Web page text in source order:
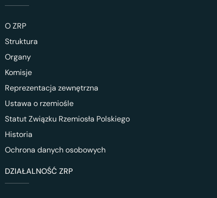
O ZRP
Struktura
Organy
Komisje
Reprezentacja zewnętrzna
Ustawa o rzemiośle
Statut Związku Rzemiosła Polskiego
Historia
Ochrona danych osobowych
DZIAŁALNOŚĆ ZRP